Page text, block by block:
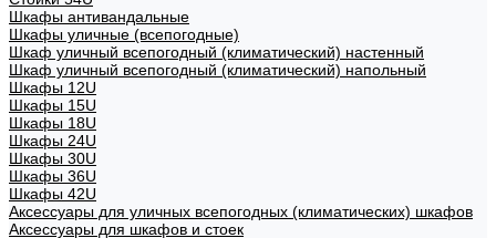
Шкафы антивандальные
Шкафы уличные (всепогодные)
Шкаф уличный всепогодный (климатический) настенный
Шкаф уличный всепогодный (климатический) напольный
Шкафы 12U
Шкафы 15U
Шкафы 18U
Шкафы 24U
Шкафы 30U
Шкафы 36U
Шкафы 42U
Аксессуары для уличных всепогодных (климатических) шкафов
Аксессуары для шкафов и стоек